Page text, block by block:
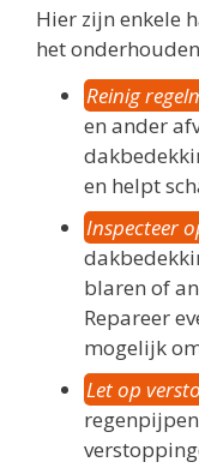
Hier zijn enkele
het
Reinig
en ander
en helpt
Inspecteer
blaren of
Repareer
mogelijk
Let op